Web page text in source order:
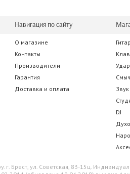
Навигация по сайту
О магазине
Контакты
Производители
Гарантия
Доставка и оплата
Звук
DJ
г. Брест, ул. Советская, 83-15ц.